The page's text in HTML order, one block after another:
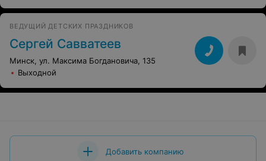
ВЕДУЩИЙ ДЕТСКИХ ПРАЗДНИКОВ
Сергей Савватеев
Минск, ул. Максима Богдановича, 135
Выходной
Добавить компанию